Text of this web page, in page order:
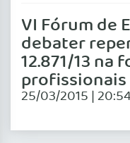
VI Fórum de
debater
12.871/13
profissionais
25/03/2015 |